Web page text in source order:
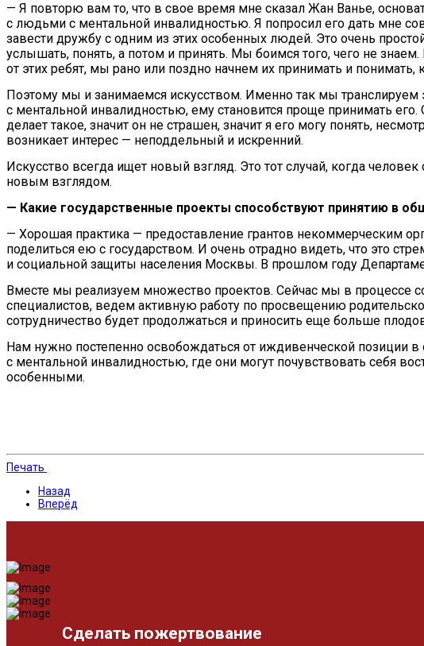
— Я повторю вам то, что в свое время мне сказал Жан Ванье,
с людьми с ментальной инвалидностью. Я попросил его дать мне
завести дружбу с одним из этих особенных людей. Это очень
услышать, понять, а потом и принять. Мы боимся того, чего не
от этих ребят, мы рано или поздно начнем их принимать и
Поэтому мы и занимаемся искусством. Именно так мы транслируем
с ментальной инвалидностью, ему становится проще принимать его.
делает такое, значит он не страшен, значит я его могу понять,
возникает интерес — неподдельный и искренний.
Искусство всегда ищет новый взгляд. Это тот случай, когда
новым взглядом.
— Какие государственные проекты способствуют принятию в
— Хорошая практика — предоставление грантов некоммерческим
поделиться ею с государством. И очень отрадно видеть, что это
и социальной защиты населения Москвы. В прошлом году
Вместе мы реализуем множество проектов. Сейчас мы в процессе
специалистов, ведем активную работу по просвещению
сотрудничество будет продолжаться и приносить еще больше
Нам нужно постепенно освобождаться от иждивенческой
с ментальной инвалидностью, где они могут почувствовать себя
особенными.
Печать
Назад
Вперёд
Сделать пожертвование